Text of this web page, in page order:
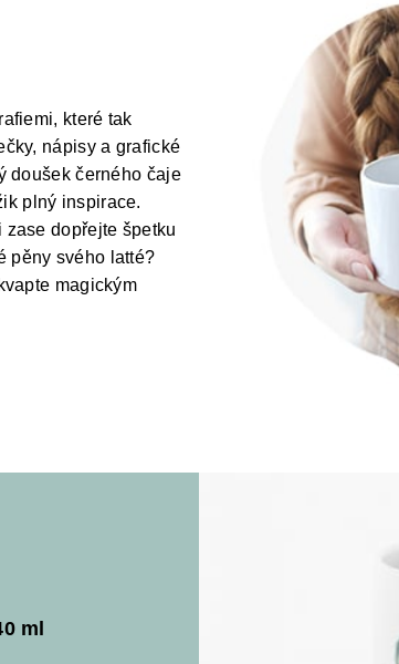
které tak
nápisy a grafické
doušek černého čaje
plný inspirace.
dopřejte špetku
pěny svého latté?
magickým
ml